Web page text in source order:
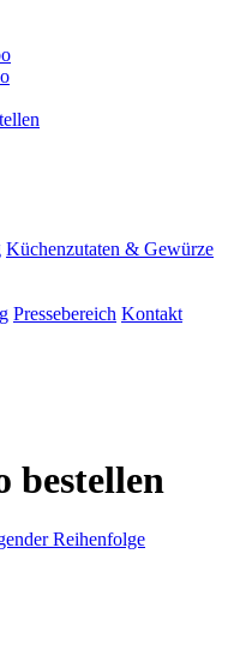
Küchenzutaten & Gewürze
Pressebereich Kontakt
bestellen
Reihenfolge